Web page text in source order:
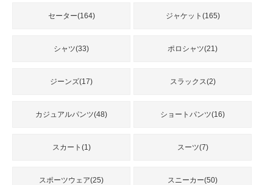
セーター(164) ジャケット(165)
シャツ(33) ポロシャツ(21)
ジーンズ(17) スラックス(2)
カジュアルパンツ(48) ショートパンツ(16)
スカート(1) スーツ(7)
スポーツウェア(25) スニーカー(50)